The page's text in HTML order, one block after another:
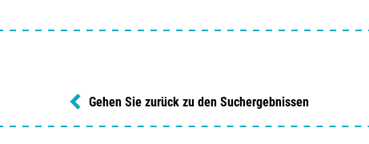
Gehen Sie zurück zu den Suchergebnissen